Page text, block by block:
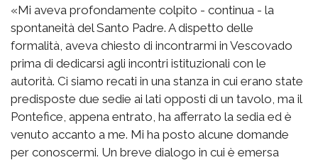
«Mi aveva profondamente colpito - continua - la
spontaneità del Santo Padre. A dispetto delle
formalità, aveva chiesto di incontrarmi in Vescovado
prima di dedicarsi agli incontri istituzionali con le
autorità. Ci siamo recati in una stanza in cui erano state
predisposte due sedie ai lati opposti di un tavolo, ma il
Pontefice, appena entrato, ha afferrato la sedia ed è
venuto accanto a me. Mi ha posto alcune domande
per conoscermi. Un breve dialogo in cui è emersa